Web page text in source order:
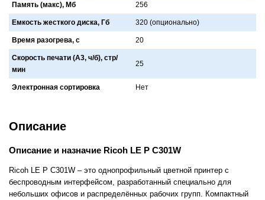
Память (макс), Мб 256
Емкость жесткого диска, Гб 320 (опционaльно)
Время разогрева, с 20
Скорость печати (А3, ч/б), стр/
мин
25
Электронная сортировка Нет
Описание
Описание и назначие Ricoh LE P C301W
Ricoh LE P C301W – это однопрофильный цветной принтер с
беспроводным интерфейсом, разработанный специально для
небольших офисов и распределённых рабочих групп. Компактный